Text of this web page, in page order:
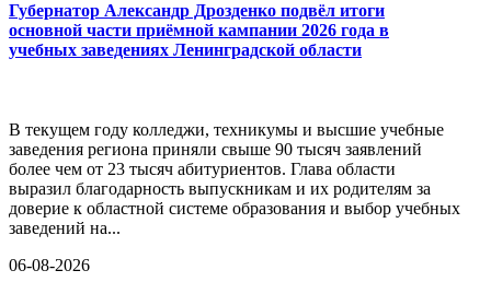
Губернатор Александр Дрозденко подвёл итоги
основной части приёмной кампании 2026 года в
учебных заведениях Ленинградской области
В текущем году колледжи, техникумы и высшие учебные
заведения региона приняли свыше 90 тысяч заявлений
более чем от 23 тысяч абитуриентов. Глава области
выразил благодарность выпускникам и их родителям за
доверие к областной системе образования и выбор учебных
заведений на...
06-08-2026